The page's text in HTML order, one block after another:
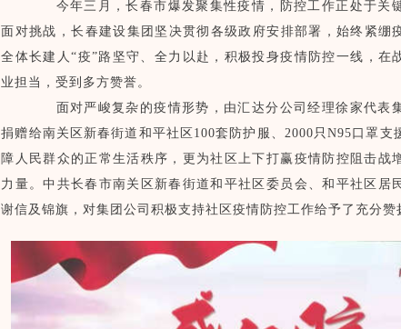
今年三月，长春市爆发聚集性疫情，防控工作正处于关键
面对挑战，长春建设集团坚决贯彻各级政府安排部署，始终紧绷
全体长建人“疫”路坚守、全力以赴，积极投身疫情防控一线，在
业担当，受到多方赞誉。
面对严峻复杂的疫情形势，由汇达分公司经理徐家代表集
捐赠给南关区新春街道和平社区100套防护服、2000只N95口罩支
障人民群众的正常生活秩序，更为社区上下打赢疫情防控阻击战
力量。中共长春市南关区新春街道和平社区委员会、和平社区居
谢信及锦旗，对集团公司积极支持社区疫情防控工作给予了充分赞